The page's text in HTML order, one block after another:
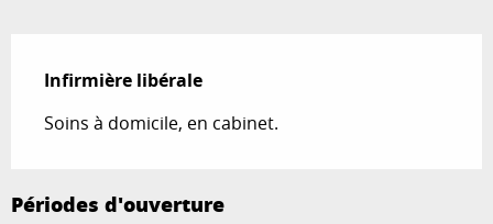
Infirmière libérale
Soins à domicile, en cabinet.
Périodes d'ouverture